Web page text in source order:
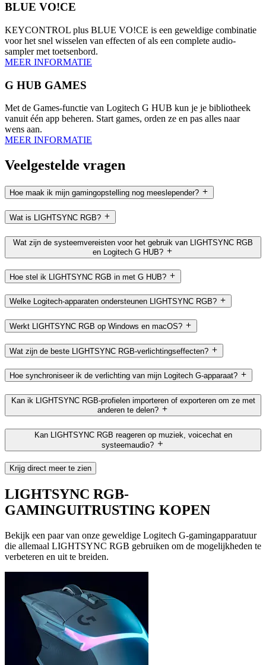
BLUE VO!CE
KEYCONTROL plus BLUE VO!CE is een geweldige combinatie
voor het snel wisselen van effecten of als een complete audio-
sampler met toetsenbord.
MEER INFORMATIE
G HUB GAMES
Met de Games-functie van Logitech G HUB kun je je bibliotheek
vanuit één app beheren. Start games, orden ze en pas alles naar
wens aan.
MEER INFORMATIE
Veelgestelde vragen
Hoe maak ik mijn gamingopstelling nog meeslepender?
Wat is LIGHTSYNC RGB?
Wat zijn de systeemvereisten voor het gebruik van LIGHTSYNC RGB
en Logitech G HUB?
Hoe stel ik LIGHTSYNC RGB in met G HUB?
Welke Logitech-apparaten ondersteunen LIGHTSYNC RGB?
Werkt LIGHTSYNC RGB op Windows en macOS?
Wat zijn de beste LIGHTSYNC RGB-verlichtingseffecten?
Hoe synchroniseer ik de verlichting van mijn Logitech G-apparaat?
Kan ik LIGHTSYNC RGB-profielen importeren of exporteren om ze met
anderen te delen?
Kan LIGHTSYNC RGB reageren op muziek, voicechat en
systeemaudio?
Krijg direct meer te zien
LIGHTSYNC RGB-
GAMINGUITRUSTING KOPEN
Bekijk een paar van onze geweldige Logitech G-gamingapparatuur
die allemaal LIGHTSYNC RGB gebruiken om de mogelijkheden te
verbeteren en uit te breiden.